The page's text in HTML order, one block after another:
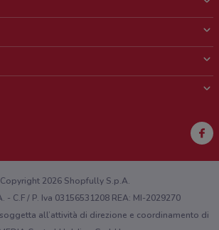
marketing
sul web o sull'app?
2026 Shopfully S.p.A.
- C.F / P. Iva 03156531208 REA: MI-2029270
all’attività di direzione e coordinamento di